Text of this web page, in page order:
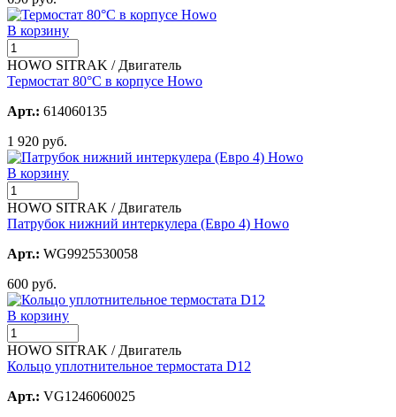
В корзину
HOWO SITRAK / Двигатель
Термостат 80°С в корпусе Howo
Арт.: 614060135
1 920 руб.
В корзину
HOWO SITRAK / Двигатель
Патрубок нижний интеркулера (Евро 4) Howo
Арт.: WG9925530058
600 руб.
В корзину
HOWO SITRAK / Двигатель
Кольцо уплотнительное термостата D12
Арт.: VG1246060025